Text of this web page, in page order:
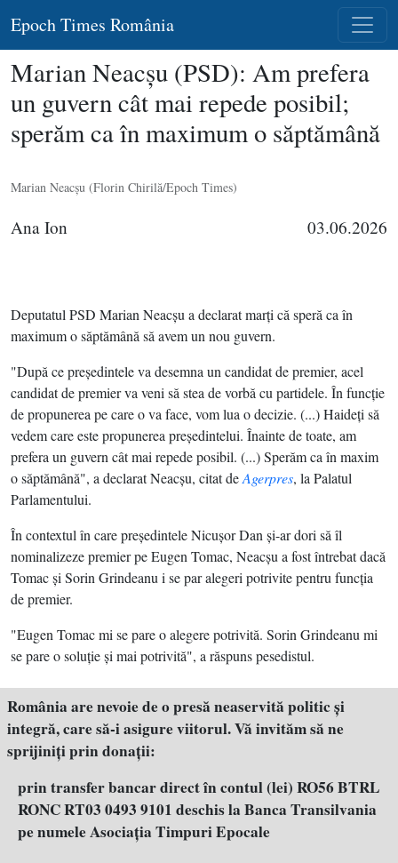
Epoch Times România
Marian Neacşu (PSD): Am prefera
un guvern cât mai repede posibil;
sperăm ca în maximum o săptămână
Marian Neacşu (Florin Chirilă/Epoch Times)
Ana Ion 03.06.2026
Deputatul PSD Marian Neacşu a declarat marţi că speră ca în
maximum o săptămână să avem un nou guvern.
"După ce preşedintele va desemna un candidat de premier, acel
candidat de premier va veni să stea de vorbă cu partidele. În funcţie
de propunerea pe care o va face, vom lua o decizie. (...) Haideţi să
vedem care este propunerea preşedintelui. Înainte de toate, am
prefera un guvern cât mai repede posibil. (...) Sperăm ca în maxim
o săptămână", a declarat Neacşu, citat deAgerpres, la Palatul
Parlamentului.
În contextul în care preşedintele Nicuşor Dan şi-ar dori să îl
nominalizeze premier pe Eugen Tomac, Neacşu a fost întrebat dacă
Tomac şi Sorin Grindeanu i se par alegeri potrivite pentru funcţia
de premier.
"Eugen Tomac mi se pare o alegere potrivită. Sorin Grindeanu mi
se pare o soluţie şi mai potrivită", a răspuns pesedistul.
România are nevoie de o presă neaservită politic şi
integră, care să-i asigure viitorul. Vă invităm să ne
sprijiniţi prin donaţii:
prin transfer bancar direct în contul (lei) RO56 BTRL
RONC RT03 0493 9101 deschis la Banca Transilvania
pe numele Asociația Timpuri Epocale